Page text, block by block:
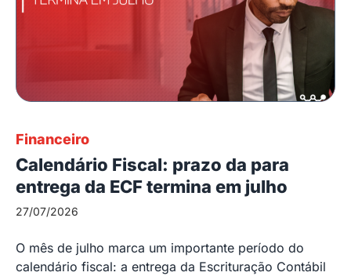
Financeiro
Calendário Fiscal: prazo da para
entrega da ECF termina em julho
27/07/2026
O mês de julho marca um importante período do
calendário fiscal: a entrega da Escrituração Contábil